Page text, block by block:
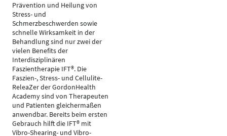
Prävention und Heilung von
Stress- und
Schmerzbeschwerden sowie
schnelle Wirksamkeit in der
Behandlung sind nur zwei der
vielen Benefits der
Interdisziplinären
Faszientherapie IFT®. Die
Faszien-, Stress- und Cellulite-
ReleaZer der GordonHealth
Academy sind von Therapeuten
und Patienten gleichermaßen
anwendbar. Bereits beim ersten
Gebrauch hilft die IFT® mit
Vibro-Shearing- und Vibro-